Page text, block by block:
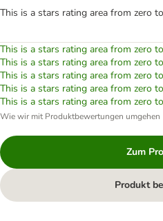
This is a stars rating area from zero
This is a stars rating area from zero
This is a stars rating area from zero
This is a stars rating area from zero
This is a stars rating area from zero
This is a stars rating area from zero
Wie wir mit Produktbewertungen umgehen
Zum
Produkt